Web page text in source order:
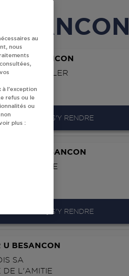
(28) BESANCON
KASTLER
BESANCON
S'Y RENDRE
BESANCON
DE DOLE
S'Y RENDRE
U BESANCON
SA
DE L'AMITIE
au
nous
l’exception
refus ou le
ou
plus :